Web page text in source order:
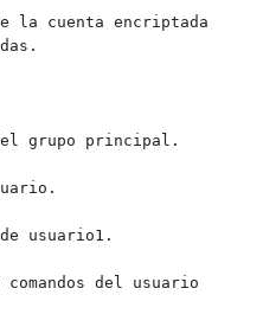
la cuenta encriptada
grupo principal.
usuario1.
del usuario